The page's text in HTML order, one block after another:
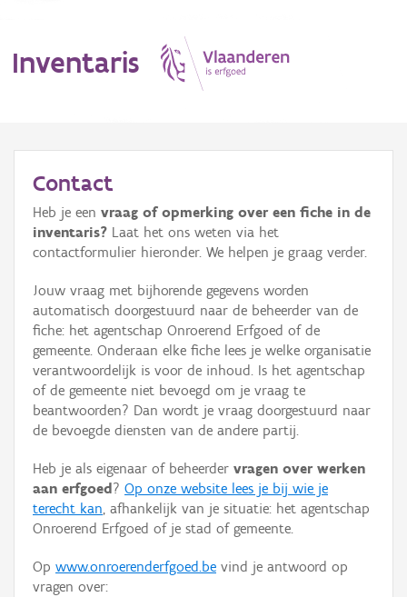
Inventaris
Erfgoedobject
Aanduidingsobject
Waarneming
Thema
Gebeurtenis
Persoon of collectief
Hergebruik
Aanmelden
Contact
Heb je een vraag of opmerking over een fiche in de
inventaris? Laat het ons weten via het
contactformulier hieronder. We helpen je graag verder.
Jouw vraag met bijhorende gegevens worden
automatisch doorgestuurd naar de beheerder van de
fiche: het agentschap Onroerend Erfgoed of de
gemeente. Onderaan elke fiche lees je welke organisatie
verantwoordelijk is voor de inhoud. Is het agentschap
of de gemeente niet bevoegd om je vraag te
beantwoorden? Dan wordt je vraag doorgestuurd naar
de bevoegde diensten van de andere partij.
Heb je als eigenaar of beheerder vragen over werken
aan erfgoed ? Op onze website lees je bij wie je
terecht kan, afhankelijk van je situatie: het agentschap
Onroerend Erfgoed of je stad of gemeente.
Op www.onroerenderfgoed.be vind je antwoord op
vragen over: